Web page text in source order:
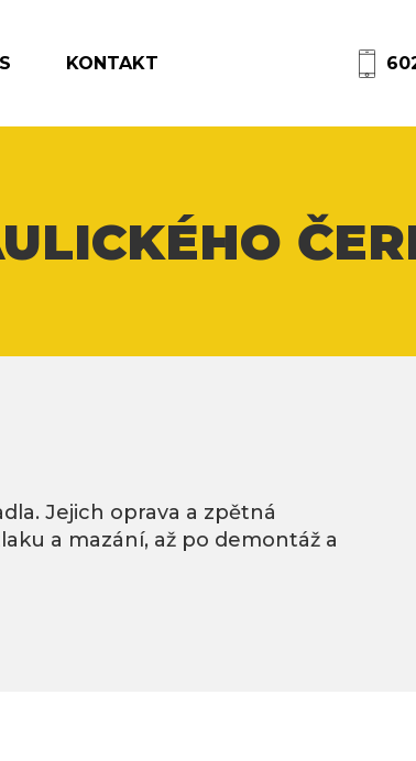
KONTAKT
Jejich oprava a zpětná
a mazání, až po demontáž a